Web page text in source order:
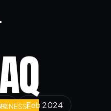
Feb 2024